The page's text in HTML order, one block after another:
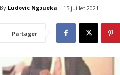
By Ludovic Ngoueka 15 juillet 2021
Partager